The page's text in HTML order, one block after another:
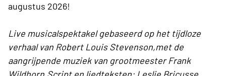
augustus 2026!
Live musicalspektakel gebaseerd op het tijdloze
verhaal van Robert Louis Stevenson,met de
aangrijpende muziek van grootmeester Frank